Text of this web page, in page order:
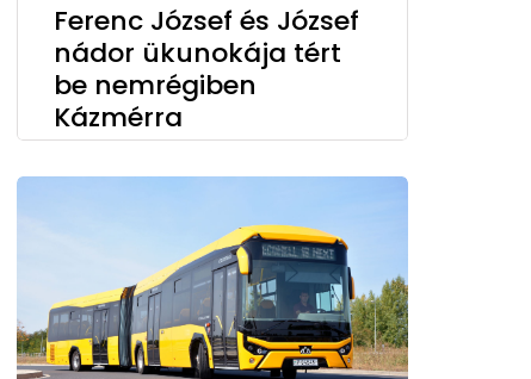
Ferenc József és József
nádor ükunokája tért
be nemrégiben
Kázmérra